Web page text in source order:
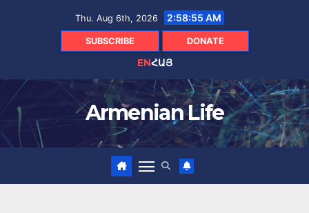
Thu. Aug 6th, 2026 2:58:57 AM
SUBSCRIBE DONATE
ENՀԱՅ
Armenian Life